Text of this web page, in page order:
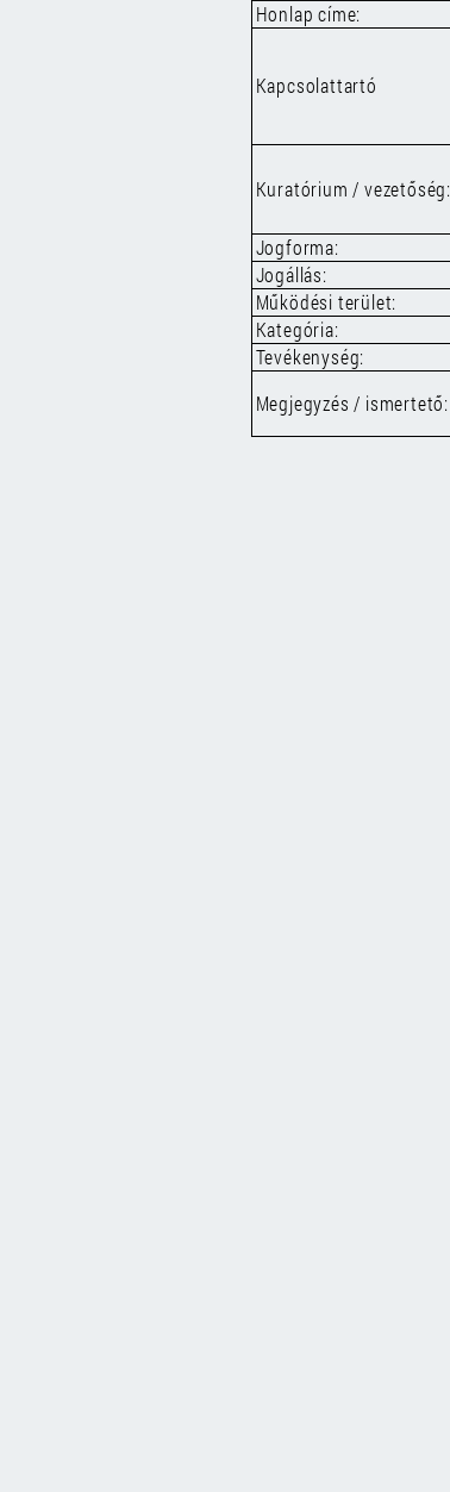
Honlap címe:
Kapcsolattartó
Kuratórium / vezetőség:
Jogforma:
Jogállás:
Működési terület:
Kategória:
Tevékenység:
Megjegyzés / ismertető: